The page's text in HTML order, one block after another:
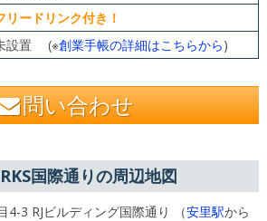
リードリンク付き！
設置 (※創業手帳の詳細はこちらから)
問い合わせ
国際通りの周辺地図
4-3 RJビルディング国際通り （安里駅から